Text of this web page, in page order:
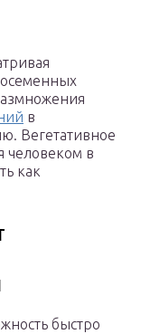
в
Вегетативное
человеком в
как
быстро